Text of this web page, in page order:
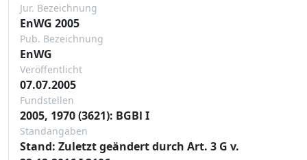
Jur. Bezeichnung
EnWG 2005
Pub. Bezeichnung
EnWG
Veröffentlicht
07.07.2005
Fundstellen
2005, 1970 (3621): BGBl I
Standangaben
Stand: Zuletzt geändert durch Art. 3 G v.